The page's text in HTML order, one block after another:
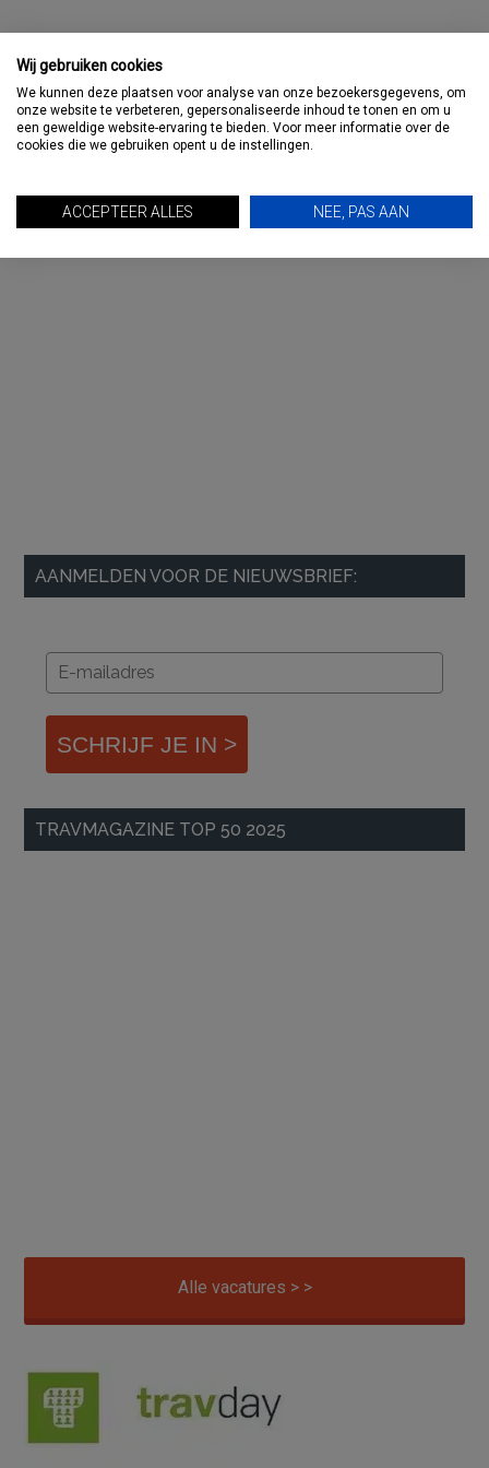
Primaire
Sidebar
TRAVMAGAZINE: DE PODCAST
AANMELDEN VOOR DE NIEUWSBRIEF:
SCHRIJF JE IN >
TRAVMAGAZINE TOP 50 2025
Alle vacatures > >
Wij gebruiken cookies
We kunnen deze plaatsen voor analyse van onze bezoekersgegevens, om
onze website te verbeteren, gepersonaliseerde inhoud te tonen en om u
een geweldige website-ervaring te bieden. Voor meer informatie over de
cookies die we gebruiken opent u de instellingen.
ACCEPTEER ALLES NEE, PAS AAN